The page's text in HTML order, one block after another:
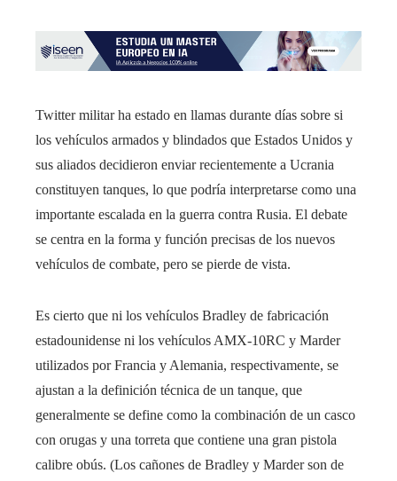
Twitter militar ha estado en llamas durante días sobre si
los vehículos armados y blindados que Estados Unidos y
sus aliados decidieron enviar recientemente a Ucrania
constituyen tanques, lo que podría interpretarse como una
importante escalada en la guerra contra Rusia. El debate
se centra en la forma y función precisas de los nuevos
vehículos de combate, pero se pierde de vista.
Es cierto que ni los vehículos Bradley de fabricación
estadounidense ni los vehículos AMX-10RC y Marder
utilizados por Francia y Alemania, respectivamente, se
ajustan a la definición técnica de un tanque, que
generalmente se define como la combinación de un casco
con orugas y una torreta que contiene una gran pistola
calibre obús. (Los cañones de Bradley y Marder son de